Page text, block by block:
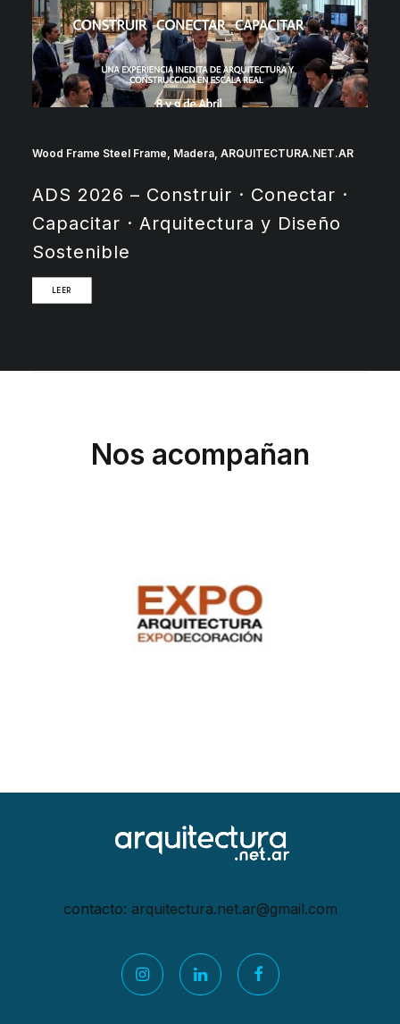
Wood Frame Steel Frame Madera ARQUITECTURA.NET.AR
ADS 2026 – Construir · Conectar ·
Capacitar · Arquitectura y Diseño
Sostenible
LEER
Nos acompañan
contacto: arquitectura.net.ar@gmail.com